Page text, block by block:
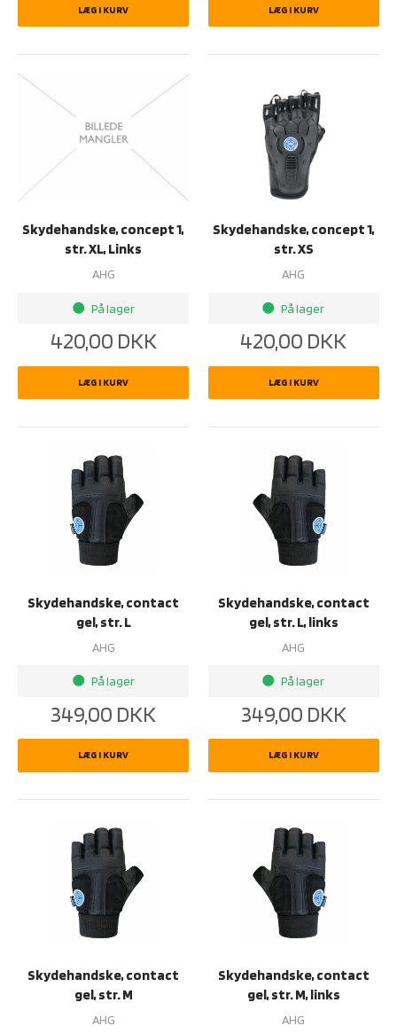
LÆG I KURV LÆG I KURV
Skydehandske, concept 1,
str. XL, Links
AHG
brightness_1 På lager
420,00 DKK
LÆG I KURV
Skydehandske, concept 1,
str. XS
AHG
brightness_1 På lager
420,00 DKK
LÆG I KURV
Skydehandske, contact
gel, str. L
AHG
brightness_1 På lager
349,00 DKK
LÆG I KURV
Skydehandske, contact
gel, str. L, links
AHG
brightness_1 På lager
349,00 DKK
LÆG I KURV
Skydehandske, contact
gel, str. M
AHG
Skydehandske, contact
gel, str. M, links
AHG